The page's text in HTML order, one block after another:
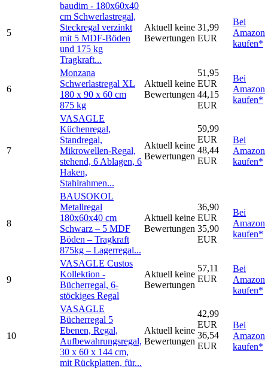
5
baudim - 180x60x40
cm Schwerlastregal,
Steckregal verzinkt
mit 5 MDF-Böden
und 175 kg
Tragkraft...
Aktuell keine
Bewertungen
31,99
EUR
Bei
Amazon
kaufen*
6
Monzana
Schwerlastregal XL
180 x 90 x 60 cm
875 kg
Aktuell keine
Bewertungen
51,95
EUR
44,15
EUR
Bei
Amazon
kaufen*
7
VASAGLE
Küchenregal,
Standregal,
Mikrowellen-Regal,
stehend, 6 Ablagen, 6
Haken,
Stahlrahmen...
Aktuell keine
Bewertungen
59,99
EUR
48,44
EUR
Bei
Amazon
kaufen*
8
BAUSOKOL
Metallregal
180x60x40 cm
Schwarz – 5 MDF
Böden – Tragkraft
875kg – Lagerregal...
Aktuell keine
Bewertungen
36,90
EUR
35,90
EUR
Bei
Amazon
kaufen*
9
VASAGLE Custos
Kollektion -
Bücherregal, 6-
stöckiges Regal
Aktuell keine
Bewertungen
57,11
EUR
Bei
Amazon
kaufen*
10
VASAGLE
Bücherregal 5
Ebenen, Regal,
Aufbewahrungsregal,
30 x 60 x 144 cm,
mit Rückplatten, für...
Aktuell keine
Bewertungen
42,99
EUR
36,54
EUR
Bei
Amazon
kaufen*